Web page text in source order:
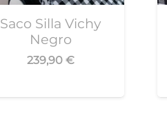
Saco Silla Vichy
Negro
239,90 €